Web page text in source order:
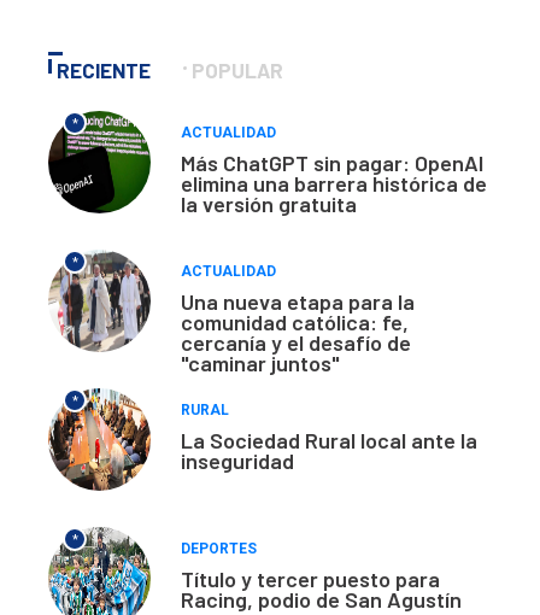
RECIENTE POPULAR
*
ACTUALIDAD
Más ChatGPT sin pagar: OpenAI
elimina una barrera histórica de
la versión gratuita
*
ACTUALIDAD
Una nueva etapa para la
comunidad católica: fe,
cercanía y el desafío de
"caminar juntos"
*
RURAL
La Sociedad Rural local ante la
inseguridad
*
DEPORTES
Título y tercer puesto para
Racing, podio de San Agustín